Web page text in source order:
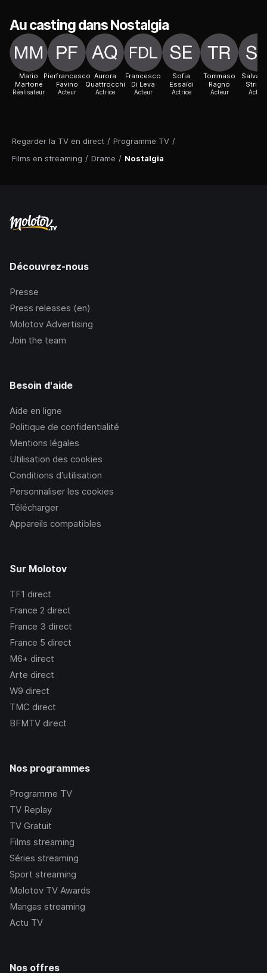
Regarder la TV en direct / Programme TV /
Films en streaming / Drame / Nostalgia
Au casting dans Nostalgia
Mario
Martone
Réalisateur
Pierfrancesco
Favino
Acteur
Aurora
Quattrocchi
Actrice
Francesco
Di Leva
Acteur
Sofia
Essaïdi
Actrice
Tommaso
Ragno
Acteur Acteur
Découvrez-nous
Presse
Press releases (en)
Molotov Advertising
Join the team
Besoin d'aide
Aide en ligne
Politique de confidentialité
Mentions légales
Utilisation des cookies
Conditions d’utilisation
Personnaliser les cookies
Télécharger
Appareils compatibles
Sur Molotov
TF1 direct
France 2 direct
France 3 direct
France 5 direct
M6+ direct
Arte direct
W9 direct
TMC direct
BFMTV direct
Nos programmes
Programme TV
TV Replay
TV Gratuit
Films streaming
Séries streaming
Sport streaming
Molotov TV Awards
Mangas streaming
Actu TV
Nos offres